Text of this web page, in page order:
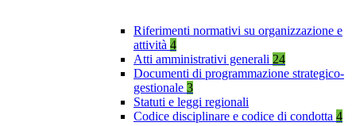
Riferimenti normativi su organizzazione e
attività 4
Atti amministrativi generali 24
Documenti di programmazione strategico-
gestionale 3
Statuti e leggi regionali
Codice disciplinare e codice di condotta 4